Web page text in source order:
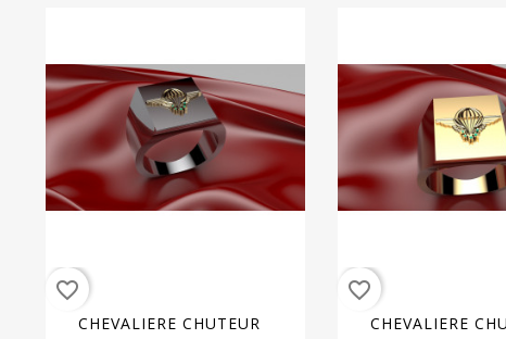
favorite_border
CHEVALIERE CHUTEUR
favorite_border
CHEVALIERE